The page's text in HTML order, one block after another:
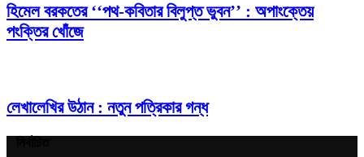
হিমেল বরকতের ‘‘পথ-কবিতার বিলুপ্ত ভুবন’’ : অপাংক্তেয়
পংক্তির খোঁজে
লেখালেখির উঠান : নতুন পত্রিকার গন্ধ